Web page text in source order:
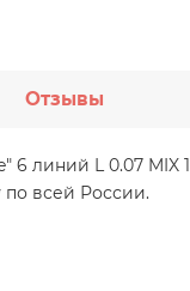
Отзывы
6 линий L 0.07
всей России.